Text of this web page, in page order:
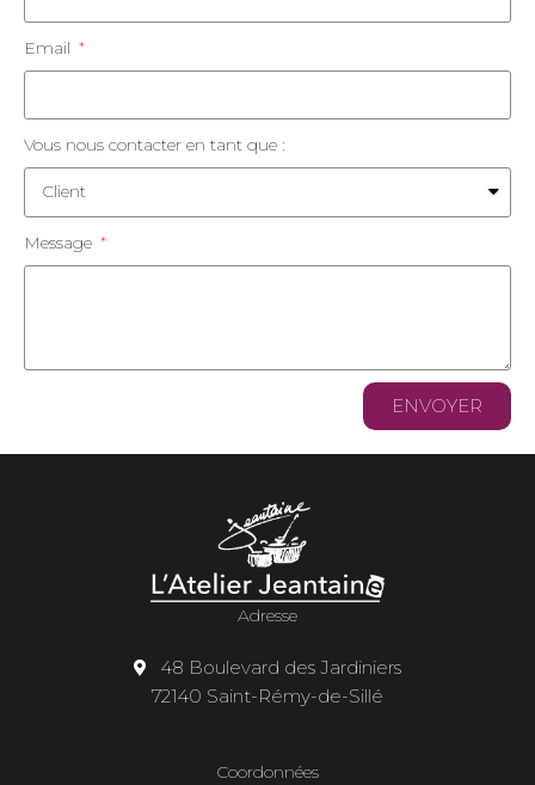
Email
Vous nous contacter en tant que :
Message
ENVOYER
Adresse
48 Boulevard des Jardiniers
72140 Saint-Rémy-de-Sillé
Coordonnées